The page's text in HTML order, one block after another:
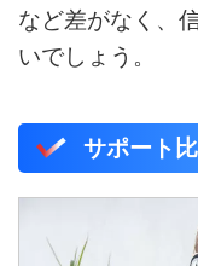
など差がなく、
いでしょう。
サポート